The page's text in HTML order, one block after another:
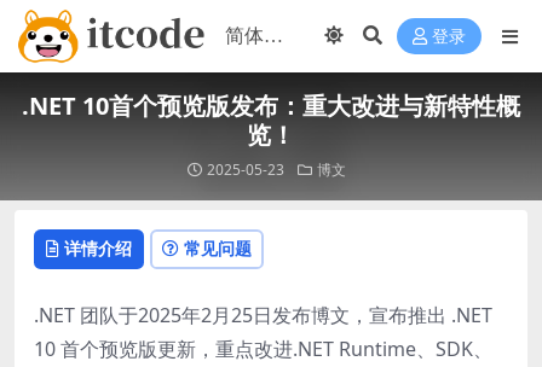
登录
.NET 10首个预览版发布：重大改进与新特性概
览！
2025-05-23 博文
详情介绍 常见问题
.NET 团队于2025年2月25日发布博文，宣布推出 .NET
10 首个预览版更新，重点改进.NET Runtime、SDK、